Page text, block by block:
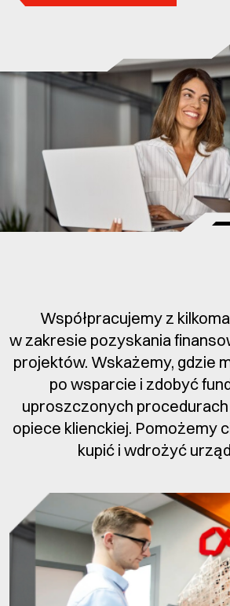
Współpracujemy z
w zakresie pozyskania
projektów. Wskażemy, gdzie
po wsparcie i zdobyć
uproszczonych procedurach
opiece klienckiej. Pomożemy
kupić i wdrożyć